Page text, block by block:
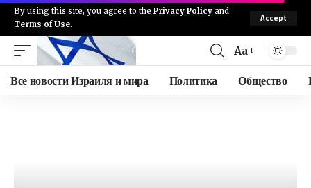
By using this site, you agree to the Privacy Policy and
Terms of Use.
Accept
Aa
Все новости Израиля и мира Политика Общество